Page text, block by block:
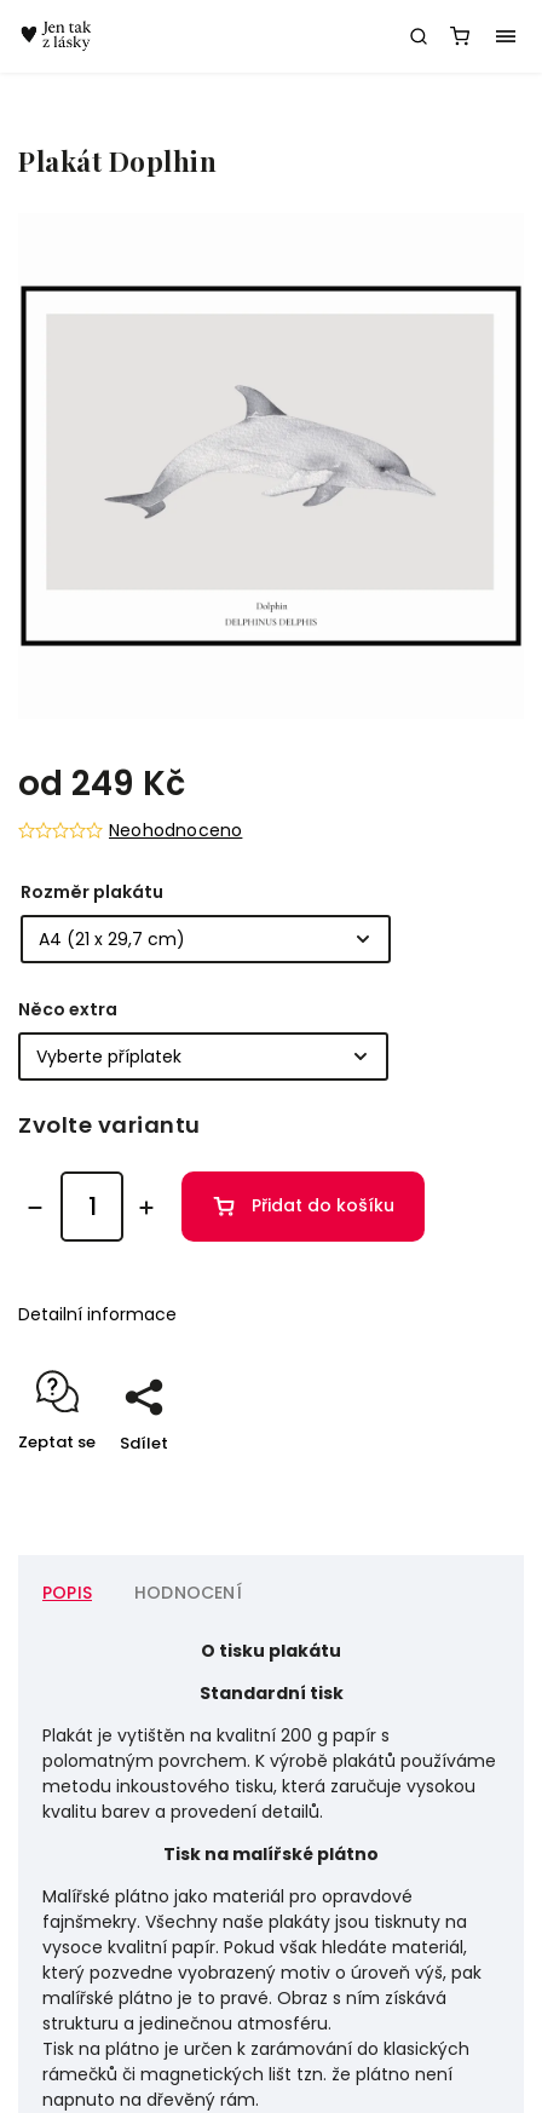
Plakát Doplhin
od 249 Kč
Neohodnoceno
Rozměr plakátu
Něco extra
Zvolte variantu
Přidat do košíku
Detailní informace
Zeptat se Sdílet
POPIS HODNOCENÍ
O tisku plakátu
Standardní tisk
Plakát je vytištěn na kvalitní 200 g papír s
polomatným povrchem. K výrobě plakátů používáme
metodu inkoustového tisku, která zaručuje vysokou
kvalitu barev a provedení detailů.
Tisk na malířské plátno
Malířské plátno jako materiál pro opravdové
fajnšmekry. Všechny naše plakáty jsou tisknuty na
vysoce kvalitní papír. Pokud však hledáte materiál,
který pozvedne vyobrazený motiv o úroveň výš, pak
malířské plátno je to pravé. Obraz s ním získává
strukturu a jedinečnou atmosféru.
Tisk na plátno je určen k zarámování do klasických
rámečků či magnetických lišt tzn. že plátno není
napnuto na dřevěný rám.